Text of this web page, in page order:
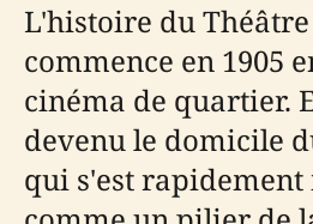
L'histoire du
commence en 1905
cinéma de quartier.
devenu le domicile
qui s'est rapidement